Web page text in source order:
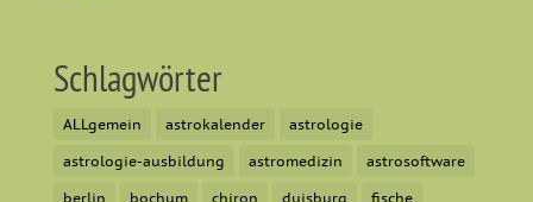
Schlagwörter
ALLgemein astrokalender astrologie
astrologie-ausbildung astromedizin astrosoftware
berlin bochum chiron duisburg fische